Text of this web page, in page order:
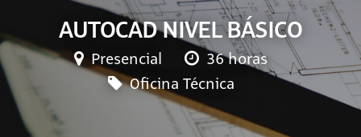
AUTOCAD NIVEL BÁSICO
Presencial
36 horas
Oficina Técnica